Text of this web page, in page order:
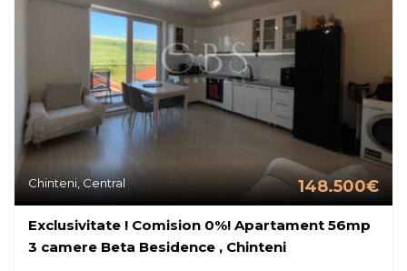
Chinteni, Central 148.500€
Exclusivitate ! Comision 0%! Apartament 56mp
3 camere Beta Besidence , Chinteni